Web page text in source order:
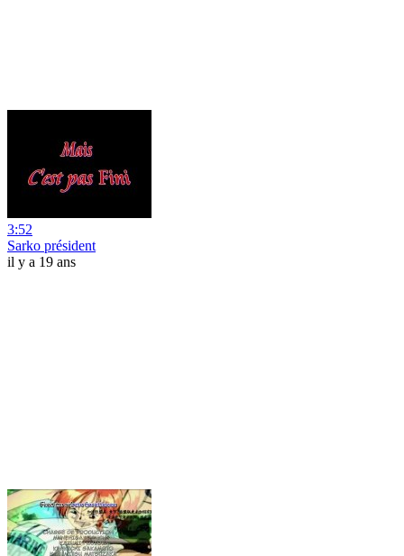
3:52
Sarko président
il y a 19 ans